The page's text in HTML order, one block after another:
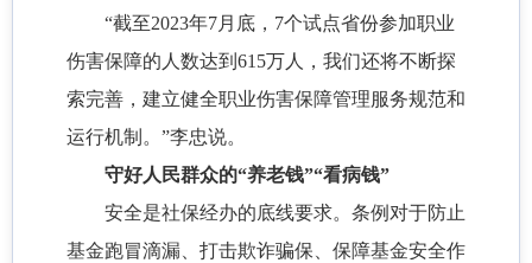
“截至2023年7月底，7个试点省份参加职业
伤害保障的人数达到615万人，我们还将不断探
索完善，建立健全职业伤害保障管理服务规范和
运行机制。”李忠说。
守好人民群众的“养老钱”“看病钱”
安全是社保经办的底线要求。条例对于防止
基金跑冒滴漏、打击欺诈骗保、保障基金安全作